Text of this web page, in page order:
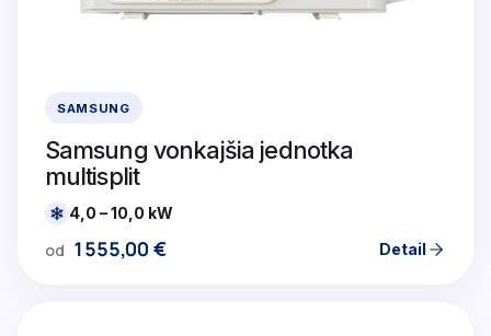
SAMSUNG
Samsung vonkajšia jednotka
multisplit
4,0 – 10,0 kW
od 1555,00 € Detail